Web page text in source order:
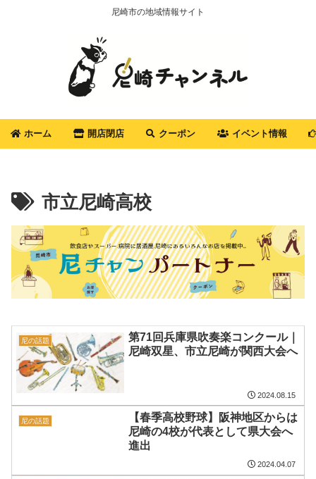
尼崎市の地域情報サイト
ホーム 開店閉店 クーポン イベント情報
市立尼崎高校
尼の話題
第71回兵庫県吹奏楽コンクール｜
尼崎双星、市立尼崎が関西大会へ
2024.08.15
尼の話題
【春季高校野球】阪神地区からは
尼崎の4校が代表として県大会へ
進出
2024.04.07